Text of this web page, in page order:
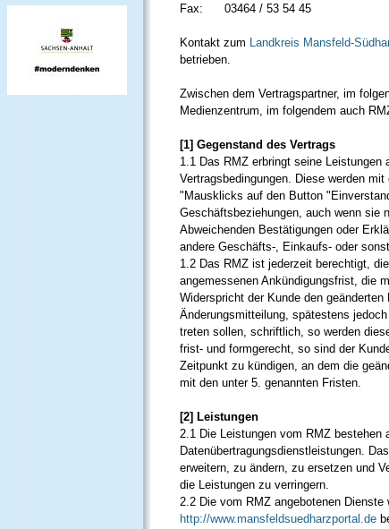
Fax: 03464 / 53 54 45
Kontakt zum
Landkreis Mansfeld-
betrieben.
Zwischen dem Vertragspartner, im
Medienzentrum, im folgendem auch
[1] Gegenstand des Vertrags
1.1 Das RMZ erbringt seine
Vertragsbedingungen. Diese werden
"Mausklicks auf den Button
Geschäftsbeziehungen, auch wenn sie
Abweichenden Bestätigungen oder
andere Geschäfts-, Einkaufs- oder
1.2 Das RMZ ist jederzeit berechtigt,
angemessenen Ankündigungsfrist, die
Widerspricht der Kunde den
Änderungsmitteilung, spätestens
treten sollen, schriftlich, so werden
frist- und formgerecht, so sind der
Zeitpunkt zu kündigen, an dem die
mit den unter 5. genannten Fristen.
[2] Leistungen
2.1 Die Leistungen vom RMZ bestehen
Datenübertragungsdienstleistungen.
erweitern, zu ändern, zu ersetzen und
die Leistungen zu verringern.
2.2 Die vom RMZ angebotenen Dienste
http://www.mansfeldsuedharzportal.de